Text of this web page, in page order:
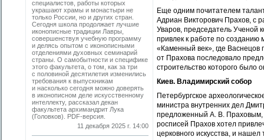
специалистов, работы которых
украшают храмы и монастыри не
только России, но и других стран.
Сегодня школа продолжает лучшие
иконописные традиции Лавры,
совершенствуя учебную программу
и делясь опытом с иконописными
отделениями духовных семинарий
страны. О самобытности и специфике
этого факультета, о том, как за три
с половиной десятилетия изменились
требования к выпускникам
и насколько сегодня можно доверять
в иконописном деле искусственному
интеллекту, рассказал декан
факультета архимандрит Лука
(Головков). PDF-версия.
11 декабря 2025 г. 14:00
Еще одним почитателем
Адриан Викторович Прахов, с
Уваров, председатель Ученой
привлек к работе по созданию
«Каменный век», где Васнецов
от Прахова последовало
строительство которого было
Киев. Владимирский собор
Петербургское
министра внутренних дел
предложенный А. В. Праховым,
росписей Прахов хотел
церковного искусства, и